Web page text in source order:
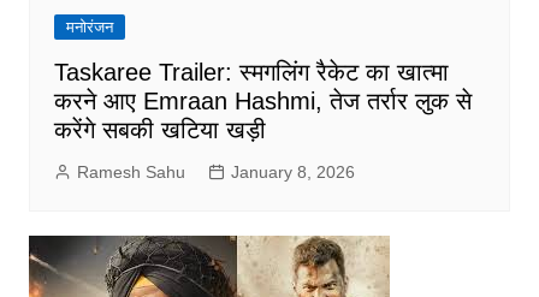
मनोरंजन
Taskaree Trailer: स्मगलिंग रैकेट का खात्मा
करने आए Emraan Hashmi, तेज तर्रार लुक से
करेंगे सबकी खटिया खड़ी
Ramesh Sahu January 8, 2026